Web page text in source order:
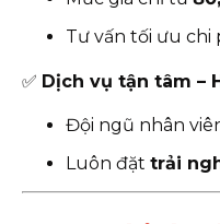
Tư vấn tối ưu chi
✅ Dịch vụ tận tâm –
Đội ngũ nhân
Luôn đặt trải